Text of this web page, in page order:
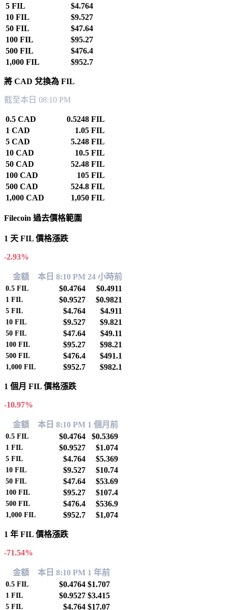
5 FIL
$4.764
10 FIL
$9.527
50 FIL
$47.64
100 FIL
$95.27
500 FIL
$476.4
1,000 FIL
$952.7
將 CAD 兌換為 FIL
截至本日 08:10 PM
0.5 CAD
0.5248 FIL
1 CAD
1.05 FIL
5 CAD
5.248 FIL
10 CAD
10.5 FIL
50 CAD
52.48 FIL
100 CAD
105 FIL
500 CAD
524.8 FIL
1,000 CAD
1,050 FIL
Filecoin 過去價格範圍
1 天 FIL 價格漲跌
-2.93%
金額 本日 8:10 PM 24 小時前
0.5 FIL $0.4764 $0.4911
1 FIL $0.9527 $0.9821
5 FIL $4.764 $4.911
10 FIL $9.527 $9.821
50 FIL $47.64 $49.11
100 FIL $95.27 $98.21
500 FIL $476.4 $491.1
1,000 FIL $952.7 $982.1
1 個月 FIL 價格漲跌
-10.97%
金額 本日 8:10 PM 1 個月前
0.5 FIL $0.4764 $0.5369
1 FIL $0.9527 $1.074
5 FIL $4.764 $5.369
10 FIL $9.527 $10.74
50 FIL $47.64 $53.69
100 FIL $95.27 $107.4
500 FIL $476.4 $536.9
1,000 FIL $952.7 $1,074
1 年 FIL 價格漲跌
-71.54%
金額 本日 8:10 PM 1 年前
0.5 FIL $0.4764 $1.707
1 FIL $0.9527 $3.415
5 FIL $4.764 $17.07